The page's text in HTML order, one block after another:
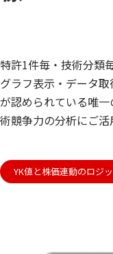
特許1件毎・技術分類
グラフ表示・データ
が認められている唯一
術競争力の分析にご活
YK値と株価連動のロジ